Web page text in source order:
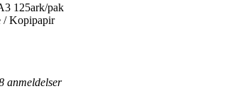
125ark/pak
/ Kopipapir
anmeldelser